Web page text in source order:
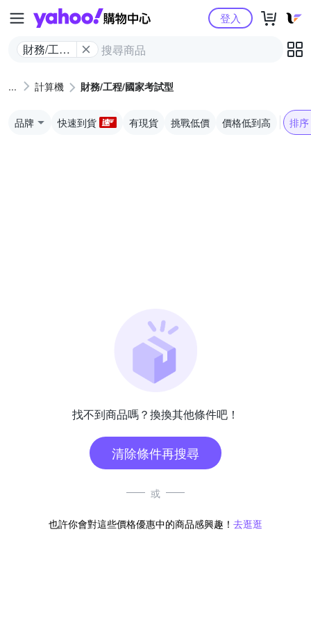
Yahoo購物中心
財務/工程/
型
登入
計算機 財務/工程/國家考試型
品牌 快速到貨 有現貨 挑戰低價 價格低到高 排序
找不到商品嗎？換換其他條件吧！
清除條件再搜尋
或
也許你會對這些價格優惠中的商品感興趣！ 去逛逛